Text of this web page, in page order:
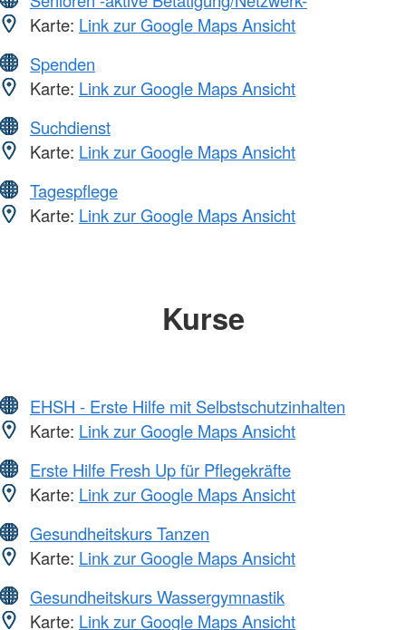
Karte: Link zur Google Maps Ansicht
Spenden
Karte: Link zur Google Maps Ansicht
Suchdienst
Karte: Link zur Google Maps Ansicht
Tagespflege
Karte: Link zur Google Maps Ansicht
Kurse
EHSH - Erste Hilfe mit Selbstschutzinhalten
Karte: Link zur Google Maps Ansicht
Erste Hilfe Fresh Up für Pflegekräfte
Karte: Link zur Google Maps Ansicht
Gesundheitskurs Tanzen
Karte: Link zur Google Maps Ansicht
Gesundheitskurs Wassergymnastik
Karte: Link zur Google Maps Ansicht